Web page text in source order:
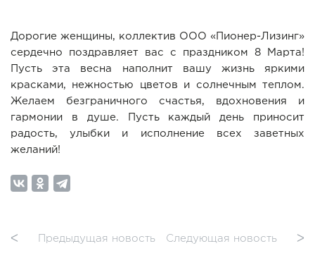
Дорогие женщины, коллектив ООО «Пионер-Лизинг»
сердечно поздравляет вас с праздником 8 Марта!
Пусть эта весна наполнит вашу жизнь яркими
красками, нежностью цветов и солнечным теплом.
Желаем безграничного счастья, вдохновения и
гармонии в душе. Пусть каждый день приносит
радость, улыбки и исполнение всех заветных
желаний!
ᐸ Предыдущая новость Следующая новость ᐳ